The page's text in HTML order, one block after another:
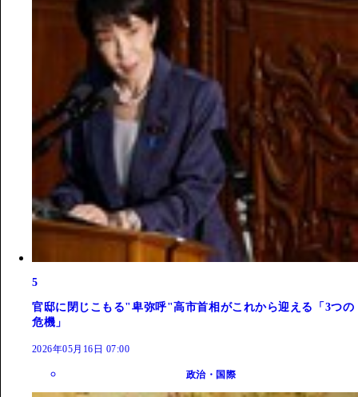
5
官邸に閉じこもる"卑弥呼"高市首相がこれから迎える「3つの
危機」
2026年05月16日 07:00
政治・国際